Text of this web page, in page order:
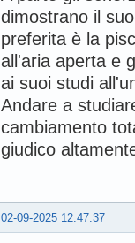
dimostrano il
preferita è la
all'aria aperta e
ai suoi studi
Andare a
cambiamento
giudico
02-09-2025 12:47:37